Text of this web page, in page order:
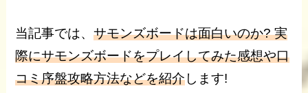
当記事では、サモンズボードは面白いのか? 実
際にサモンズボードをプレイしてみた感想や口
コミ序盤攻略方法などを紹介します!